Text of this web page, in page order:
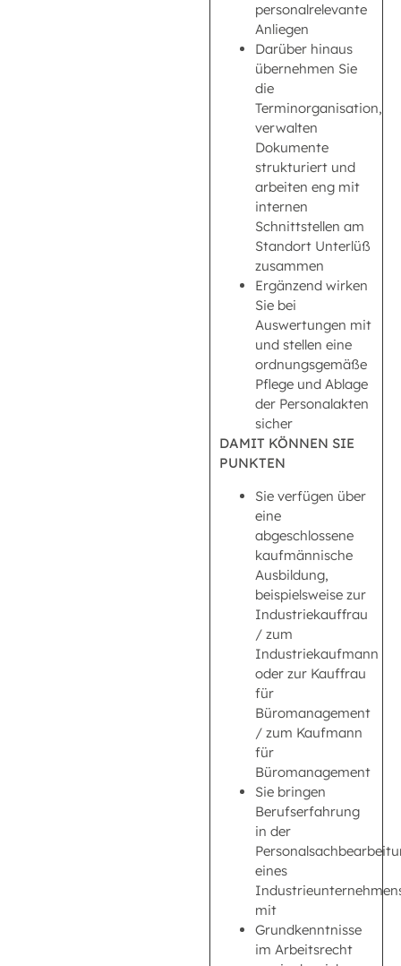
personalrelevante
Anliegen
Darüber hinaus
übernehmen Sie
die
Terminorganisation,
verwalten
Dokumente
strukturiert und
arbeiten eng mit
internen
Schnittstellen am
Standort Unterlüß
zusammen
Ergänzend wirken
Sie bei
Auswertungen mit
und stellen eine
ordnungsgemäße
Pflege und Ablage
der Personalakten
sicher
DAMIT KÖNNEN SIE
PUNKTEN
Sie verfügen über
eine
abgeschlossene
kaufmännische
Ausbildung,
beispielsweise zur
Industriekauffrau
/ zum
Industriekaufmann
oder zur Kauffrau
für
Büromanagement
/ zum Kaufmann
für
Büromanagement
Sie bringen
Berufserfahrung
in der
eines
mit
Grundkenntnisse
im Arbeitsrecht